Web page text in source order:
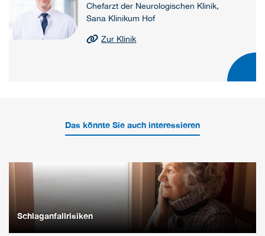
Chefarzt der Neurologischen Klinik,
Sana Klinikum Hof
Zur Klinik
Das könnte Sie auch interessieren
Schlaganfallrisiken